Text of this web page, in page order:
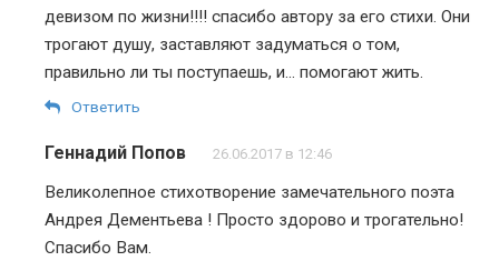
девизом по жизни!!!! спасибо автору за его стихи. Они
трогают душу, заставляют задуматься о том,
правильно ли ты поступаешь, и… помогают жить.
Ответить
Геннадий Попов 26.06.2017 в 12:46
Великолепное стихотворение замечательного поэта
Андрея Дементьева ! Просто здорово и трогательно!
Спасибо Вам.